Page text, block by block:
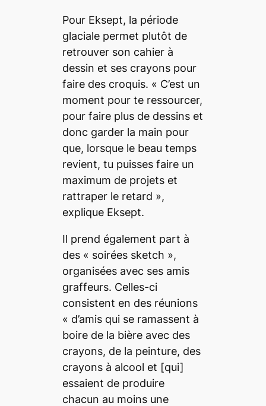
Pour Eksept, la période
glaciale permet plutôt de
retrouver son cahier à
dessin et ses crayons pour
faire des croquis. « C’est un
moment pour te ressourcer,
pour faire plus de dessins et
donc garder la main pour
que, lorsque le beau temps
revient, tu puisses faire un
maximum de projets et
rattraper le retard »,
explique Eksept.
Il prend également part à
des « soirées sketch »,
organisées avec ses amis
graffeurs. Celles-ci
consistent en des réunions
« d’amis qui se ramassent à
boire de la bière avec des
crayons, de la peinture, des
crayons à alcool et [qui]
essaient de produire
chacun au moins une